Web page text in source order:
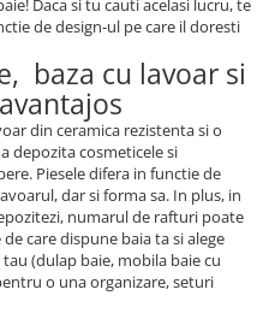
Daca si tu cauti acelasi lucru, te
de design-ul pe care il doresti
baza cu lavoar si
din ceramica rezistenta si o
depozita cosmeticele si
Piesele difera in functie de
dar si forma sa. In plus, in
numarul de rafturi poate
care dispune baia ta si alege
(dulap baie, mobila baie cu
o una organizare, seturi